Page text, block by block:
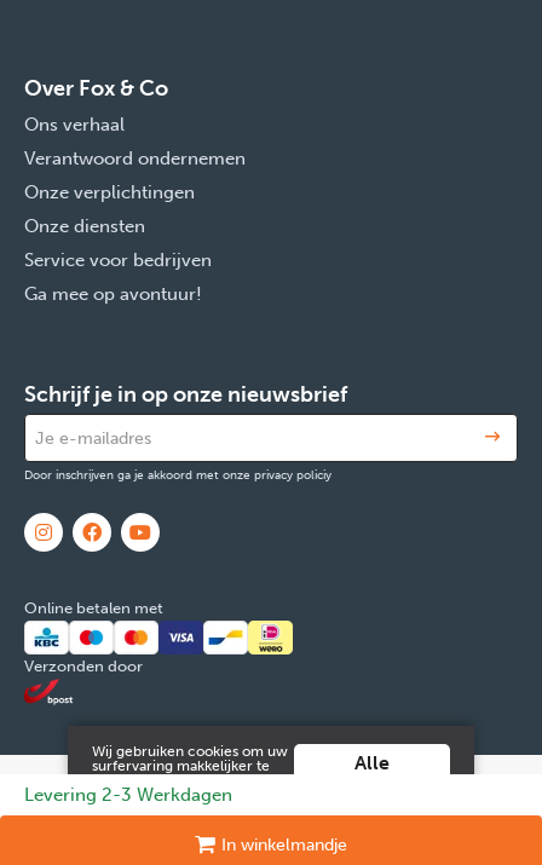
Levering 2-3 Werkdagen
In winkelmandje
Over Fox & Co
Ons verhaal
Verantwoord ondernemen
Onze verplichtingen
Onze diensten
Service voor bedrijven
Ga mee op avontuur!
Schrijf je in op onze nieuwsbrief
Door inschrijven ga je akkoord met onze privacy policiy
Online betalen met
Verzonden door
© 2026 FOX & Cie Ondernemingsnr: 0551.965.335
Tilroy.
Juridische informatie en contact
Cookies
Wij gebruiken cookies om uw
surfervaring makkelijker te
te maken van deze website ga
je hiermee akkoord.
Meer info vind je in onze
algemene voorwaarden.
Alle
aanvaarden